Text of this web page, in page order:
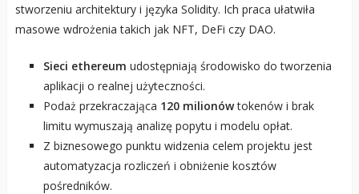
stworzeniu architektury i języka Solidity. Ich praca ułatwiła
masowe wdrożenia takich jak NFT, DeFi czy DAO.
Sieci ethereum udostępniają środowisko do tworzenia
aplikacji o realnej użyteczności.
Podaż przekraczająca 120 milionówtokenów i brak
limitu wymuszają analizę popytu i modelu opłat.
Z biznesowego punktu widzenia celem projektu jest
automatyzacja rozliczeń i obniżenie kosztów
pośredników.